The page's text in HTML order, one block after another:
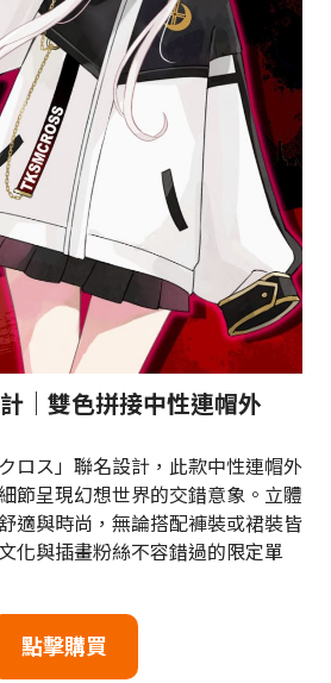
｜雙色拼接中性連帽外
ロス」聯名設計，此款中性連帽外
節呈現幻想世界的交錯意象。立體
適與時尚，無論搭配褲裝或裙裝皆
化與插畫粉絲不容錯過的限定單
點擊購買